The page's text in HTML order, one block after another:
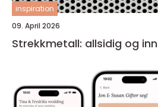
inspiration
09. April 2026
Strekkmetall: allsidig og